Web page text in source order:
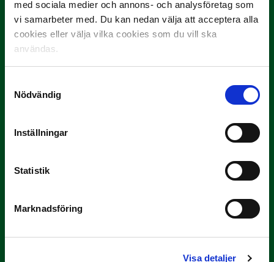
med sociala medier och annons- och analysföretag som
vi samarbeter med. Du kan nedan välja att acceptera alla
cookies eller välja vilka cookies som du vill ska
användas.
Nödvändig
Inställningar
Statistik
Marknadsföring
Visa detaljer
Yttrar gör…
Rösta på Månadens Tränare i juni